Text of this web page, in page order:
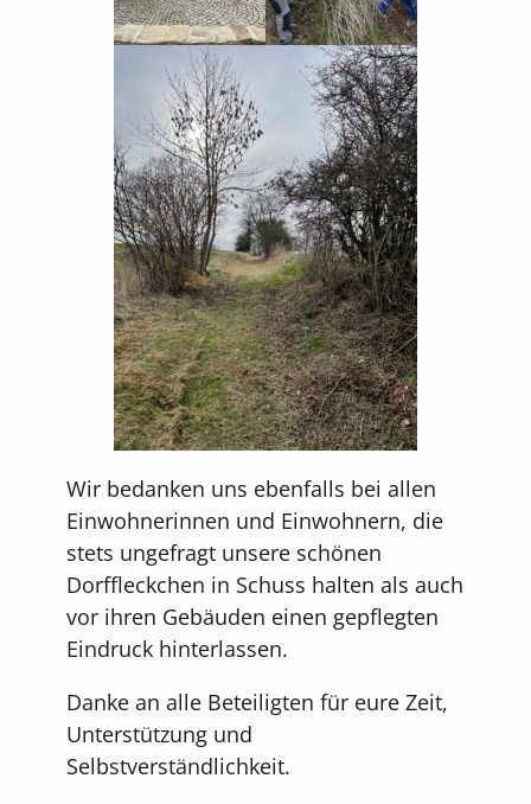
Wir bedanken uns ebenfalls bei allen
Einwohnerinnen und Einwohnern, die
stets ungefragt unsere schönen
Dorffleckchen in Schuss halten als auch
vor ihren Gebäuden einen gepflegten
Eindruck hinterlassen.
Danke an alle Beteiligten für eure Zeit,
Unterstützung und
Selbstverständlichkeit.